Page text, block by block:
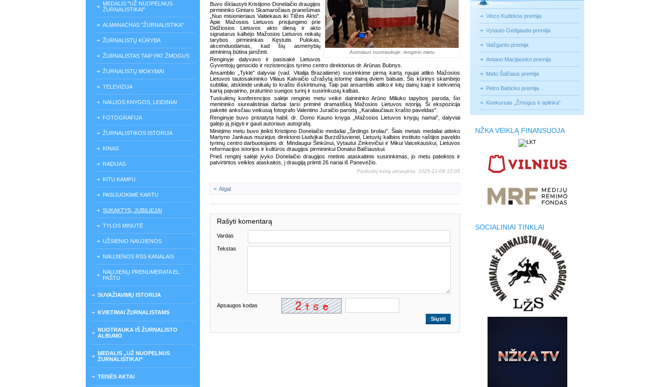
MEDALIS "UŽ NUOPELNUS
ŽURNALISTIKAI"
ALMANACHAS "ŽURNALISTIKA"
ŽURNALISTŲ KŪRYBA
ŽURNALISTAS TAIP PAT ŽMOGUS
ŽURNALISTŲ MOKYMAI
TELEVIZIJA
NAUJOS KNYGOS, LEIDINIAI
FOTOGRAFIJA
ŽURNALISTIKOS ISTORIJA
KINAS
RADIJAS
KITU KAMPU
PASIJUOKIME KARTU
SUKAKTYS, JUBILIEJAI
TYLOS MINUTĖ
UŽSIENIO NAUJIENOS
NAUJIENOS RSS KANALAIS
NAUJIENŲ PRENUMERATA EL.
PAŠTU
SUVAŽIAVIMŲ ISTORIJA
KVIETIMAI ŽURNALISTAMS
NUOTRAUKA IŠ ŽURNALISTO
ALBUMO
MEDALIS „UŽ NUOPELNUS
ŽURNALISTIKAI“
TEISĖS AKTAI
Autoriaus nuotraukoje: renginio metu
Buvo išklausyti Kristijono Donelaičio draugijos
pirmininko Gintaro Skamaročiaus pranešimas
„Nuo misionieriaus Vaitiekaus iki Tilžės Akto".
Apie Mažosios Lietuvos prisijungimo prie
Didžiosios Lietuvos akto dieną ir akto
signatarus kalbėjo Mažosios Lietuvos reikalų
tarybos pirmininkas Kęstutis Pulokas,
akcenduodamas, kad šių asmenybių
atminimą būtina įamžinti.
Renginyje dalyvavo ir pasisakė Lietuvos
Gyventojų genocido ir rezistencijos tyrimo centro direktorius dr. Arūnas Bubnys.
Ansamblio „Tyklė" dalyviai (vad. Vitalija Brazaitienė) susirinkime pirmą kartą naujai atliko Mažosios
Lietuvos tautosakininko Viliaus Kalvaičio užrašytą istorinę dainą dviem balsais. Šis kūrinys skambėjo
subtiliai, atskleidė unikalų to krašto išskirtinumą. Taip pat ansamblis atliko ir kitų dainų kaip ir kiekvieną
kartą paįvairino, praturtino sueigos turinį ir susirinkusių kalbas.
Tuskulėnų konferencijos salėje renginio metu veikė dainininko Arūno Miliuko tapybos paroda, šio
menininko siurealistiniai darbai tarsi priminė dramatišką Mažosios Lietuvos istoriją. Ši ekspozicija
pakeitė anksčiau veikusią fotografo Valentino Juraičio parodą ,,Karaliaučiaus krašto paveldas".
Renginyje buvo pristatyta habil. dr. Domo Kauno knyga „Mažosios Lietuvos knygų namai", dalyviai
galėjo ją įsigyti ir gauti autoriaus autografą.
Minėjimo metu buvo įteikti Kristijono Donelaičio medaliai „Širdings brolau". Šiais metais medaliai atiteko
Martyno Jankaus muziejus direktorei Liudvikai Burzdžiuvienei, Lietuvių kalbios instituto raštijos paveldo
tyrimų centro darbuotojams dr. Mindaugui Šinkūnui, Vytautui Zinkevičiui ir Mikui Vaicekauskui, Lietuvos
reformacijos istorijos ir kultūros draugijos pirmininkui Donatui Balčiauskui.
Prieš renginį salėje įvyko Donelaičio draugijos metinis ataskaitinis susirinkimas, jo metu pateiktos ir
patvirtintos veiklos ataskaitos, į draugiją priimti 26 nariai iš Panevėžio.
Paskutinį kartą atnaujinta: 2025-12-08 12:05
Atgal
Rašyti komentarą
Vardas
Tekstas
Apsaugos kodas
Vinco Kudirkos premija
Vytauto Gedgaudo premija
Vaižganto premija
Antano Macijausko premija
Mato Šalčiaus premija
Petro Babicko premija
Konkursas „Žmogus ir aplinka“
NŽKA VEIKLĄ FINANSUOJA
SOCIALINIAI TINKLAI